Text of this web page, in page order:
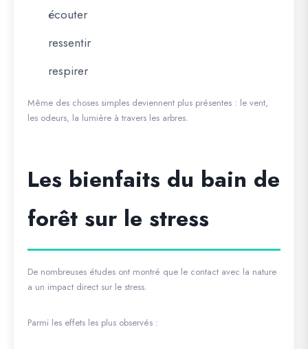
écouter
ressentir
respirer
Même des choses simples deviennent plus présentes : le vent,
les odeurs, la lumière à travers les arbres.
Les bienfaits du bain de
forêt sur le stress
De nombreuses études ont montré que le contact avec la nature
a un impact direct sur le stress.
Parmi les effets les plus observés :